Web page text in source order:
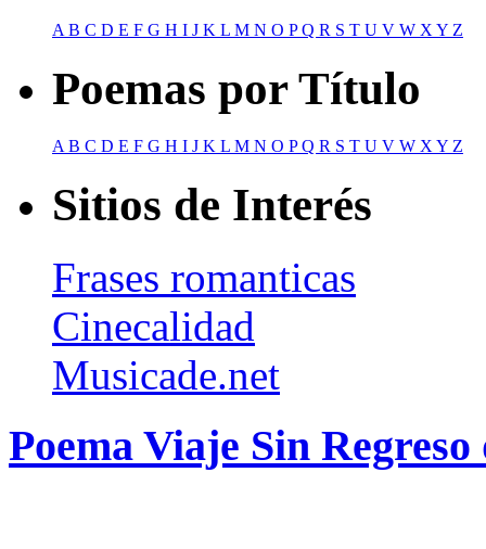
AB C D E F G H I J K L M N O PQ R S T U V W XY Z
Poemas por Título
A B C D E F G H I J K L M N O PQ R S T U V W X Y Z
Sitios de Interés
Frases romanticas
Cinecalidad
Musicade.net
Poema Viaje Sin